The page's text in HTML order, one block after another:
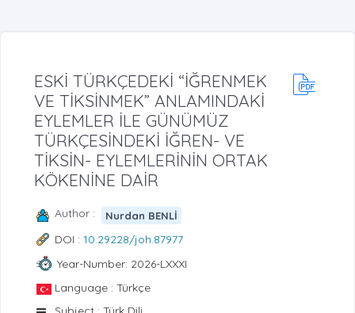
ESKİ TÜRKÇEDEKİ “İĞRENMEK
VE TİKSİNMEK” ANLAMINDAKİ
EYLEMLER İLE GÜNÜMÜZ
TÜRKÇESİNDEKİ İĞREN- VE
TİKSİN- EYLEMLERİNİN ORTAK
KÖKENİNE DAİR
Author : Nurdan BENLİ
DOI : 10.29228/joh.87977
Year-Number: 2026-LXXXI
Language : Türkçe